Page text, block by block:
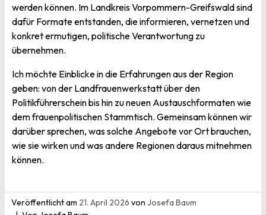
werden können. Im Landkreis Vorpommern-Greifswald sind
dafür Formate entstanden, die informieren, vernetzen und
konkret ermutigen, politische Verantwortung zu
übernehmen.
Ich möchte Einblicke in die Erfahrungen aus der Region
geben: von der Landfrauenwerkstatt über den
Politikführerschein bis hin zu neuen Austauschformaten wie
dem frauenpolitischen Stammtisch. Gemeinsam können wir
darüber sprechen, was solche Angebote vor Ort brauchen,
wie sie wirken und was andere Regionen daraus mitnehmen
können.
Veröffentlicht am 21. April 2026 von Josefa Baum